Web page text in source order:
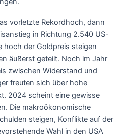
vorletzte Rekordhoch, dann
in Richtung 2.540 US-
hoch der Goldpreis steigen
äußerst geteilt. Noch im Jahr
zwischen Widerstand und
freuten sich über hohe
2024 scheint eine gewisse
Die makroökonomische
steigen, Konflikte auf der
Wahl in den USA